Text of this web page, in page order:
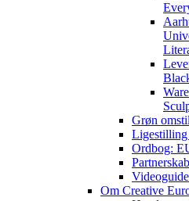
Grøn
Ordbog:
Om Creative